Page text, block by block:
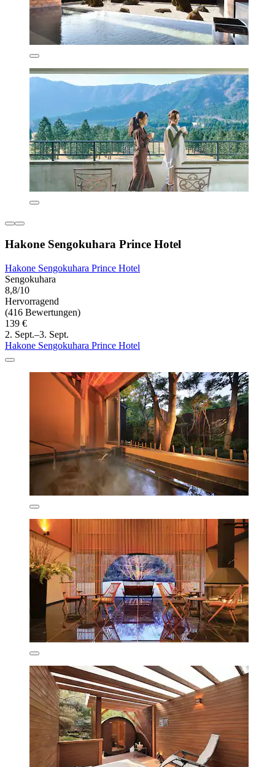
Hakone Sengokuhara Prince Hotel
Hakone Sengokuhara Prince Hotel
Sengokuhara
8,8/10
Hervorragend
(416 Bewertungen)
139 €
2. Sept.–3. Sept.
Hakone Sengokuhara Prince Hotel